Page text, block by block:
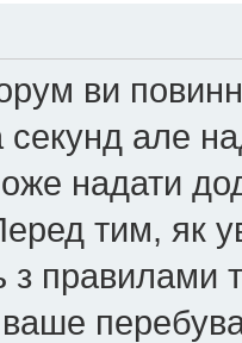
ви
секунд але
надати
тим, як
з правилами